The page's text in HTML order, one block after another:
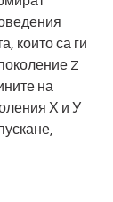
които са ги
Z
на
Х и У